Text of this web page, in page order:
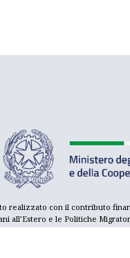
realizzato con il contributo
all’Estero e le Politiche
Internazionale, con